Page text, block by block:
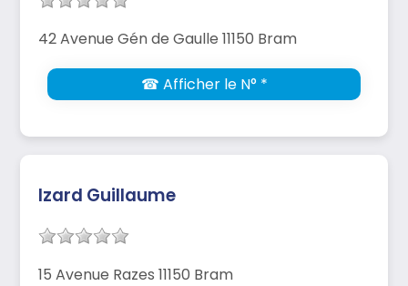
42 Avenue Gén de Gaulle 11150 Bram
☎ Afficher le N° *
Izard Guillaume
15 Avenue Razes 11150 Bram